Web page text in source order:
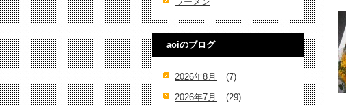
aoiのブログ
2026年8月
(7)
2026年7月
(29)